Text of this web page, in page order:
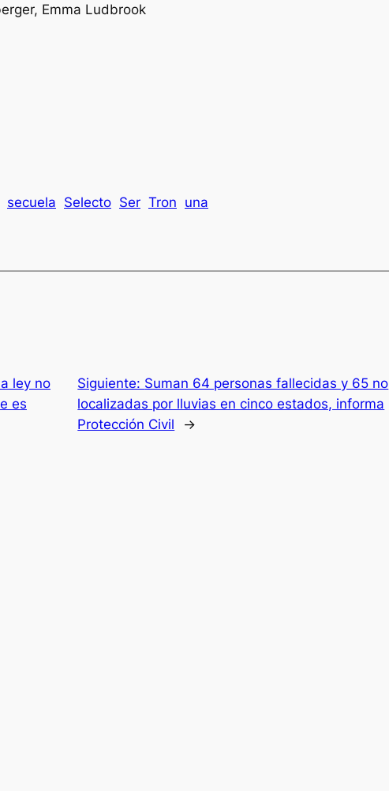
Emma Ludbrook
secuela Selecto Ser Tron una
ley no
es
Siguiente: Suman 64 personas fallecidas y 65 no
localizadas por lluvias en cinco estados, informa
Protección Civil
→